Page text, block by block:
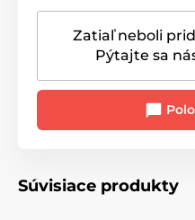
Zatiaľ neboli
Pýtajte sa
Súvisiace produkty